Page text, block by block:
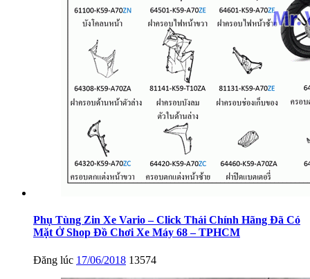
Phụ Tùng Zin Xe Vario – Click Thái Chính Hãng Đã Có
Mặt Ở Shop Đồ Chơi Xe Máy 68 – TPHCM
Đăng lúc 17/06/2018 13574